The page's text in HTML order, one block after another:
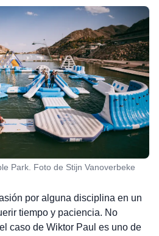
Park. Foto de Stijn Vanoverbeke
por alguna disciplina en un
tiempo y paciencia. No
caso de Wiktor Paul es uno de